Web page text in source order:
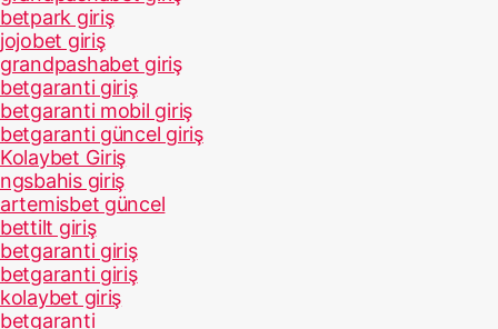
betpark giriş
jojobet giriş
grandpashabet giriş
betgaranti giriş
betgaranti mobil giriş
betgaranti güncel giriş
Kolaybet Giriş
ngsbahis giriş
artemisbet güncel
bettilt giriş
betgaranti giriş
betgaranti giriş
kolaybet giriş
betgaranti